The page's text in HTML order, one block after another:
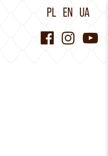
PL EN UA